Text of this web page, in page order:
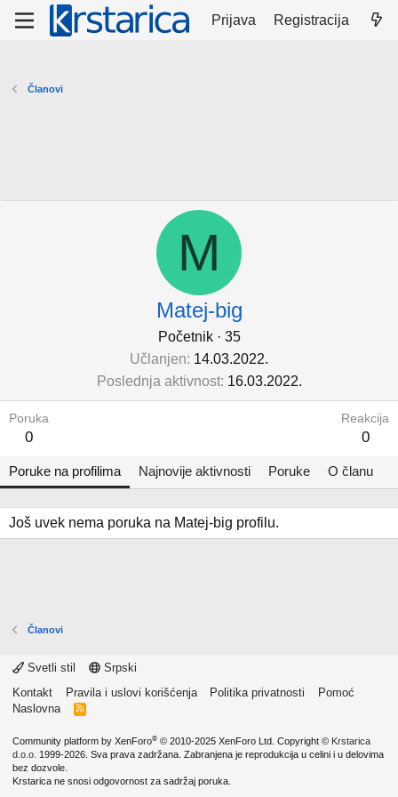
Prijava Registracija
Članovi
M
Matej-big
Početnik · 35
Učlanjen 14.03.2022.
Poslednja aktivnost 16.03.2022.
Poruka
0
Reakcija
0
Poruke na profilima Najnovije aktivnosti Poruke O članu
Još uvek nema poruka na Matej-big profilu.
Članovi
Svetli stil
Srpski
Kontakt
Pravila i uslovi korišćenja Politika privatnosti
Pomoć
Naslovna
R
Community platform by XenForo® © 2010-2025 XenForo Ltd. Copyright © Krstarica
d.o.o. 1999-2026. Sva prava zadržana. Zabranjena je reprodukcija u celini i u delovima
bez dozvole.
Krstarica ne snosi odgovornost za sadržaj poruka.